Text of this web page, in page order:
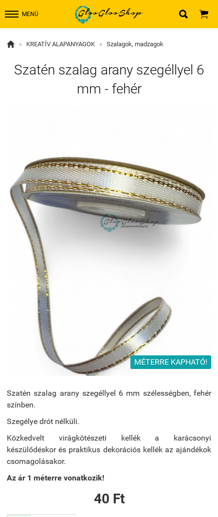
MENÜ  
 » KREATÍV ALAPANYAGOK » Szalagok, madzagok
Szatén szalag arany szegéllyel 6
mm - fehér
MÉTERRE KAPHATÓ!
Szatén szalag arany szegéllyel 6 mm szélességben, fehér
színben.
Szegélye drót nélküli.
Közkedvelt virágkötészeti kellék a karácsonyi
készülődéskor és praktikus dekorációs kellék az ajándékok
csomagolásakor.
Az ár 1 méterre vonatkozik!
40 Ft